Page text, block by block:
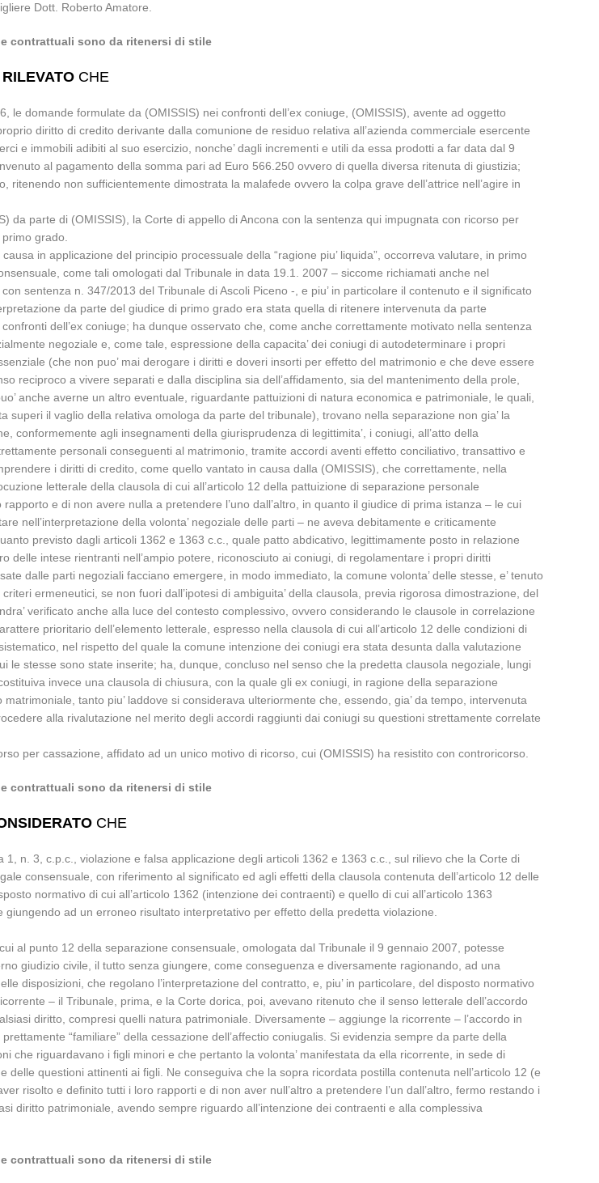
Dott. Roberto Amatore.
contrattuali sono da ritenersi di stile
RILEVATO CHE
le domande formulate da (OMISSIS) nei confronti dell’ex coniuge, (OMISSIS), avente ad oggetto
diritto di credito derivante dalla comunione de residuo relativa all’azienda commerciale esercente
e immobili adibiti al suo esercizio, nonche’ dagli incrementi e utili da essa prodotti a far data dal 9
al pagamento della somma pari ad Euro 566.250 ovvero di quella diversa ritenuta di giustizia;
non sufficientemente dimostrata la malafede ovvero la colpa grave dell’attrice nell’agire in
da parte di (OMISSIS), la Corte di appello di Ancona con la sentenza qui impugnata con ricorso per
grado.
in applicazione del principio processuale della “ragione piu’ liquida”, occorreva valutare, in primo
come tali omologati dal Tribunale in data 19.1. 2007 – siccome richiamati anche nel
sentenza n. 347/2013 del Tribunale di Ascoli Piceno -, e piu’ in particolare il contenuto e il significato
da parte del giudice di primo grado era stata quella di ritenere intervenuta da parte
dell’ex coniuge; ha dunque osservato che, come anche correttamente motivato nella sentenza
negoziale e, come tale, espressione della capacita’ dei coniugi di autodeterminare i propri
(che non puo’ mai derogare i diritti e doveri insorti per effetto del matrimonio e che deve essere
reciproco a vivere separati e dalla disciplina sia dell’affidamento, sia del mantenimento della prole,
anche averne un altro eventuale, riguardante pattuizioni di natura economica e patrimoniale, le quali,
superi il vaglio della relativa omologa da parte del tribunale), trovano nella separazione non gia’ la
conformemente agli insegnamenti della giurisprudenza di legittimita’, i coniugi, all’atto della
personali conseguenti al matrimonio, tramite accordi aventi effetto conciliativo, transattivo e
i diritti di credito, come quello vantato in causa dalla (OMISSIS), che correttamente, nella
letterale della clausola di cui all’articolo 12 della pattuizione di separazione personale
e di non avere nulla a pretendere l’uno dall’altro, in quanto il giudice di prima istanza – le cui
nell’interpretazione della volonta’ negoziale delle parti – ne aveva debitamente e criticamente
previsto dagli articoli 1362 e 1363 c.c., quale patto abdicativo, legittimamente posto in relazione
intese rientranti nell’ampio potere, riconosciuto ai coniugi, di regolamentare i propri diritti
dalle parti negoziali facciano emergere, in modo immediato, la comune volonta’ delle stesse, e’ tenuto
ermeneutici, se non fuori dall’ipotesi di ambiguita’ della clausola, previa rigorosa dimostrazione, del
verificato anche alla luce del contesto complessivo, ovvero considerando le clausole in correlazione
prioritario dell’elemento letterale, espresso nella clausola di cui all’articolo 12 delle condizioni di
nel rispetto del quale la comune intenzione dei coniugi era stata desunta dalla valutazione
le stesse sono state inserite; ha, dunque, concluso nel senso che la predetta clausola negoziale, lungi
invece una clausola di chiusura, con la quale gli ex coniugi, in ragione della separazione
tanto piu’ laddove si considerava ulteriormente che, essendo, gia’ da tempo, intervenuta
alla rivalutazione nel merito degli accordi raggiunti dai coniugi su questioni strettamente correlate
per cassazione, affidato ad un unico motivo di ricorso, cui (OMISSIS) ha resistito con controricorso.
contrattuali sono da ritenersi di stile
CHE
n. 3, c.p.c., violazione e falsa applicazione degli articoli 1362 e 1363 c.c., sul rilievo che la Corte di
consensuale, con riferimento al significato ed agli effetti della clausola contenuta dell’articolo 12 delle
normativo di cui all’articolo 1362 (intenzione dei contraenti) e quello di cui all’articolo 1363
ad un erroneo risultato interpretativo per effetto della predetta violazione.
al punto 12 della separazione consensuale, omologata dal Tribunale il 9 gennaio 2007, potesse
giudizio civile, il tutto senza giungere, come conseguenza e diversamente ragionando, ad una
disposizioni, che regolano l’interpretazione del contratto, e, piu’ in particolare, del disposto normativo
– il Tribunale, prima, e la Corte dorica, poi, avevano ritenuto che il senso letterale dell’accordo
diritto, compresi quelli natura patrimoniale. Diversamente – aggiunge la ricorrente – l’accordo in
“familiare” della cessazione dell’affectio coniugalis. Si evidenzia sempre da parte della
che riguardavano i figli minori e che pertanto la volonta’ manifestata da ella ricorrente, in sede di
delle questioni attinenti ai figli. Ne conseguiva che la sopra ricordata postilla contenuta nell’articolo 12 (e
risolto e definito tutti i loro rapporti e di non aver null’altro a pretendere l’un dall’altro, fermo restando i
diritto patrimoniale, avendo sempre riguardo all’intenzione dei contraenti e alla complessiva
contrattuali sono da ritenersi di stile